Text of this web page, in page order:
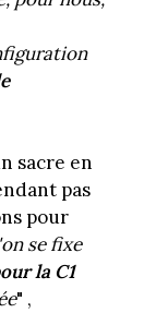
sacre en
pas
pour
se fixe
la C1
" ,